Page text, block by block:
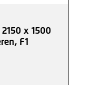
F1